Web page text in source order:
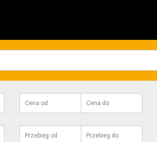
Cena od Cena do
Przebieg od Przebieg do